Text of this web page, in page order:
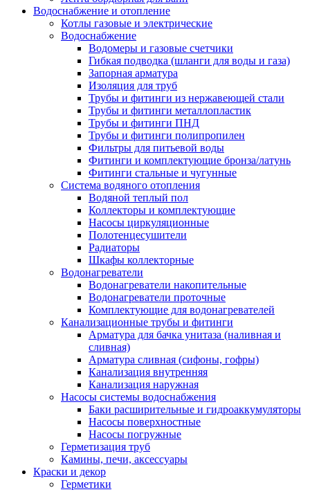
Водоснабжение и отопление
Котлы газовые и электрические
Водоснабжение
Водомеры и газовые счетчики
Гибкая подводка (шланги для воды и газа)
Запорная арматура
Изоляция для труб
Трубы и фитинги из нержавеющей стали
Трубы и фитинги металлопластик
Трубы и фитинги ПНД
Трубы и фитинги полипропилен
Фильтры для питьевой воды
Фитинги и комплектующие бронза/латунь
Фитинги стальные и чугунные
Система водяного отопления
Водяной теплый пол
Коллекторы и комплектующие
Насосы циркуляционные
Полотенцесушители
Радиаторы
Шкафы коллекторные
Водонагреватели
Водонагреватели накопительные
Водонагреватели проточные
Комплектующие для водонагревателей
Канализационные трубы и фитинги
Арматура для бачка унитаза (наливная и
сливная)
Арматура сливная (сифоны, гофры)
Канализация внутренняя
Канализация наружная
Насосы системы водоснабжения
Баки расширительные и гидроаккумуляторы
Насосы поверхностные
Насосы погружные
Герметизация труб
Камины, печи, аксессуары
Краски и декор
Герметики